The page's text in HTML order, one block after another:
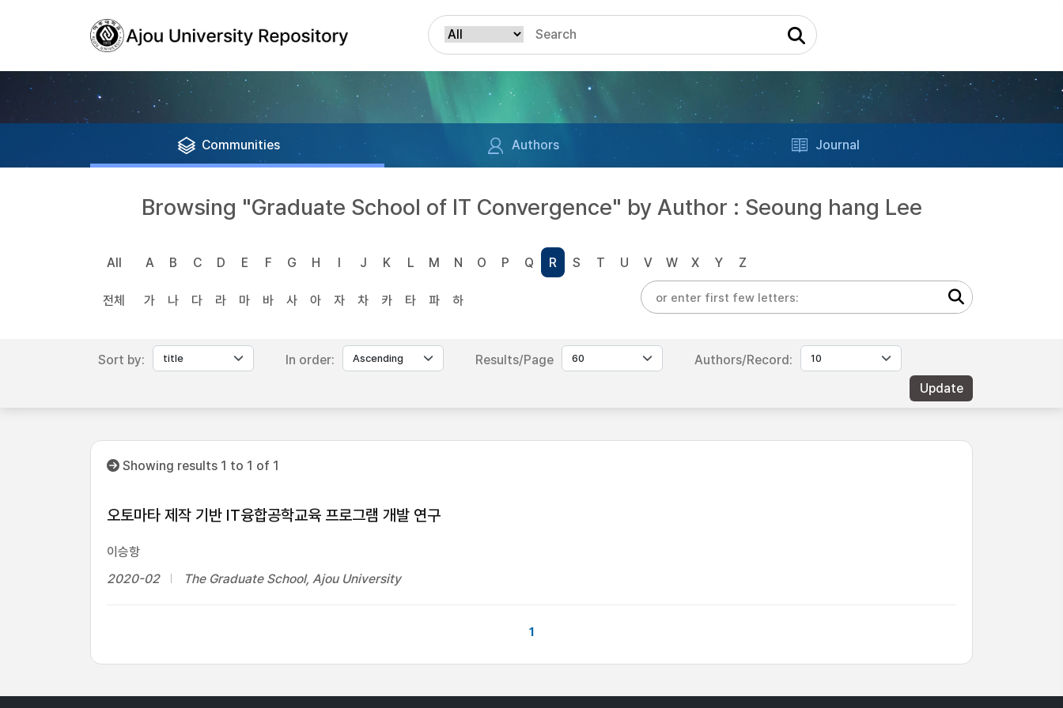
Communities Authors Journal
Browsing "Graduate School of IT Convergence" by Author : Seoung hang Lee
All A B C D E F G H I J K L M N O P Q R S T U V W X Y Z
전체 가 나 다 라 마 바 사 아 자 차 카 타 파 하
Sort by: In order: Results/Page Authors/Record:
Showing results 1 to 1 of 1
오토마타 제작 기반 IT융합공학교육 프로그램 개발 연구
이승항
2020-02
The Graduate School, Ajou University
1